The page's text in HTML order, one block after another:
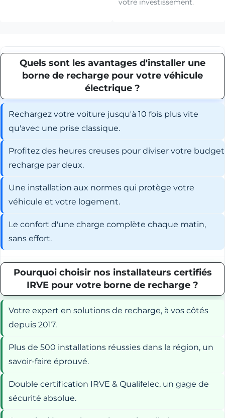
votre investissement.
Quels sont les avantages d'installer une
borne de recharge pour votre véhicule
électrique ?
Rechargez votre voiture jusqu'à 10 fois plus vite
qu'avec une prise classique.
Profitez des heures creuses pour diviser votre budget
recharge par deux.
Une installation aux normes qui protège votre
véhicule et votre logement.
Le confort d'une charge complète chaque matin,
sans effort.
Pourquoi choisir nos installateurs certifiés
IRVE pour votre borne de recharge ?
Votre expert en solutions de recharge, à vos côtés
depuis 2017.
Plus de 500 installations réussies dans la région, un
savoir-faire éprouvé.
Double certification IRVE & Qualifelec, un gage de
sécurité absolue.